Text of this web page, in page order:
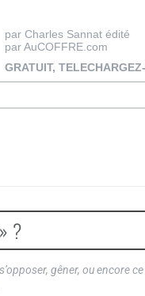
par Charles Sannat édité
par AuCOFFRE.com
GRATUIT,
?
gêner, ou encore